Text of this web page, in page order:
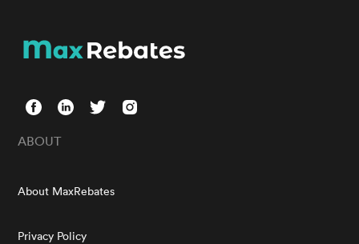
ABOUT
About MaxRebates
Privacy Policy